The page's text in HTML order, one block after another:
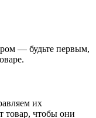
— будьте первым,
их
товар, чтобы они